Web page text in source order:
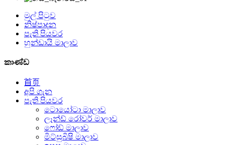
මුල් පිටුව
නිෂ්පාදන
පැති පියවර
හුන්ඩායි මාලාව
කාණ්ඩ
首页
අපි ගැන
පැති පියවර
ටොයෝටා මාලාව
ලෑන්ඩ් රෝවර් මාලාව
ෆෝඩ් මාලාව
මිට්සුබිෂි මාලාව